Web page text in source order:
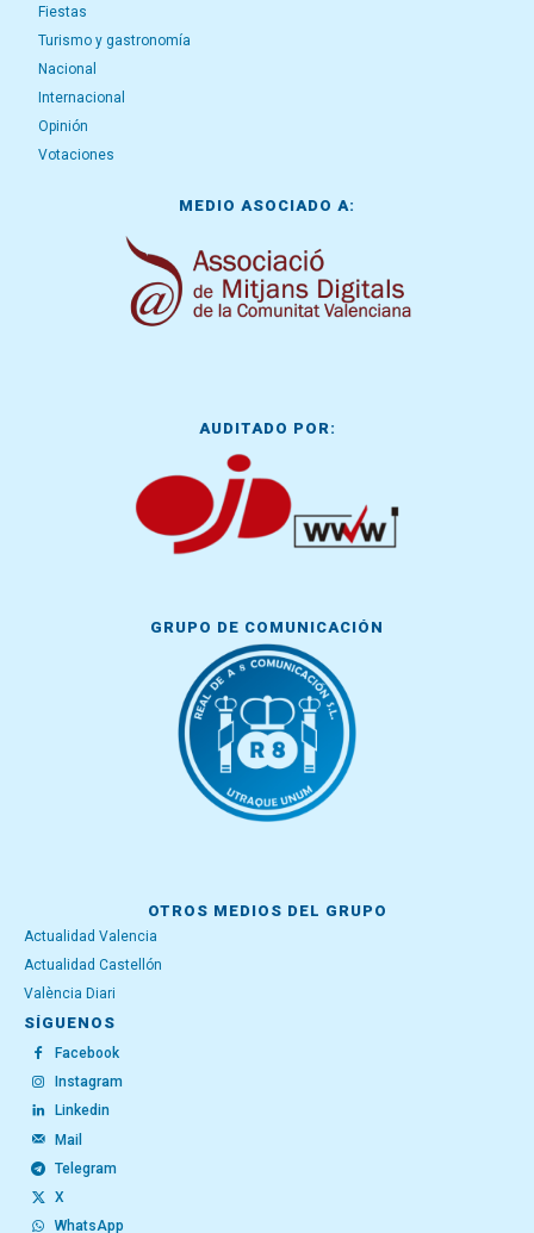
Fiestas
Turismo y gastronomía
Nacional
Internacional
Opinión
Votaciones
MEDIO ASOCIADO A:
AUDITADO POR:
GRUPO DE COMUNICACIÓN
OTROS MEDIOS DEL GRUPO
Actualidad Valencia
Actualidad Castellón
València Diari
SÍGUENOS
Facebook
Instagram
Linkedin
Mail
Telegram
X
WhatsApp